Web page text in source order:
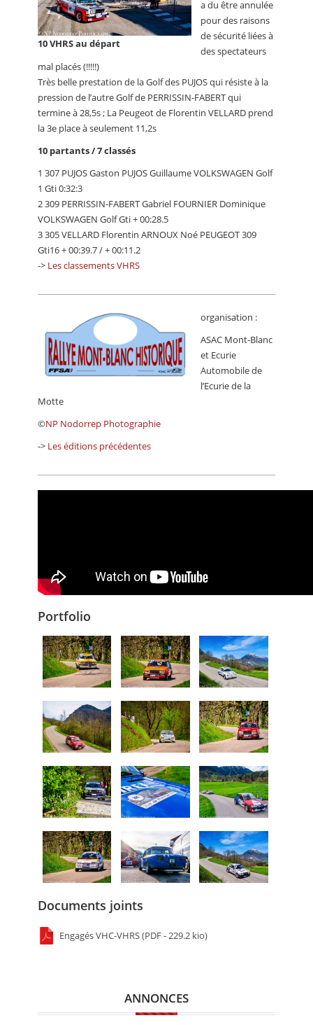
10 VHRS au départ
a du être annulée
pour des raisons
de sécurité liées à
des spectateurs
mal placés (!!!!!)
Très belle prestation de la Golf des PUJOS qui résiste à la
pression de l’autre Golf de PERRISSIN-FABERT qui
termine à 28,5s ; La Peugeot de Florentin VELLARD prend
la 3e place à seulement 11,2s
10 partants / 7 classés
1 307 PUJOS Gaston PUJOS Guillaume VOLKSWAGEN Golf
1 Gti 0:32:3
2 309 PERRISSIN-FABERT Gabriel FOURNIER Dominique
VOLKSWAGEN Golf Gti + 00:28.5
3 305 VELLARD Florentin ARNOUX Noé PEUGEOT 309
Gti16 + 00:39.7 / + 00:11.2
-> Les classements VHRS
organisation :
ASAC Mont-Blanc
et Ecurie
Automobile de
l’Ecurie de la
Motte
©NP Nodorrep Photographie
-> Les éditions précédentes
Portfolio
Documents joints
Engagés VHC-VHRS (PDF - 229.2 kio)
ANNONCES